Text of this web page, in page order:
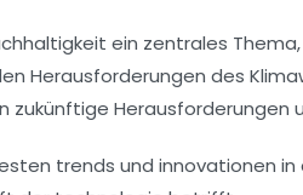
ein zentrales
Herausforderungen des
zukünftige